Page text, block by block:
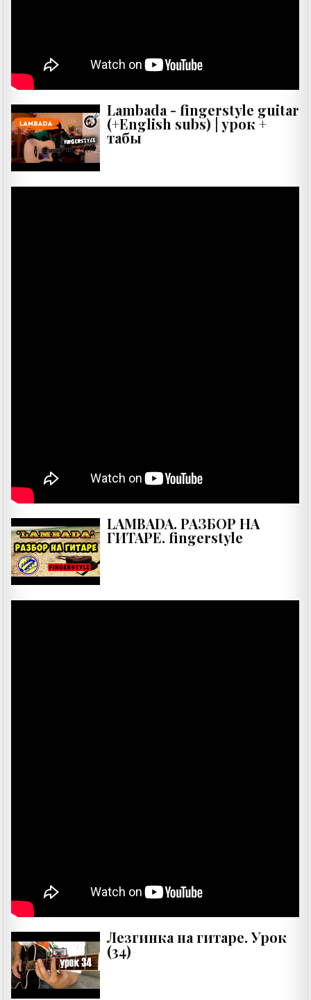
Lambada - fingerstyle guitar
(+English subs) | урок +
табы
LAMBADA. РАЗБОР НА
ГИТАРЕ. fingerstyle
Лезгинка на гитаре. Урок
(34)